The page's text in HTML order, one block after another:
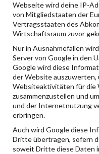
Webseite wird deine IP-
von Mitgliedstaaten der
Vertragsstaaten des
Wirtschaftsraum zuvor
Nur in Ausnahmefällen
Server von Google in den
Google wird diese
der Website auszuwerten,
Websiteaktivitäten für die
zusammenzustellen und
und der Internetnutzung
erbringen.
Auch wird Google diese
Dritte übertragen, sofern
soweit Dritte diese Daten